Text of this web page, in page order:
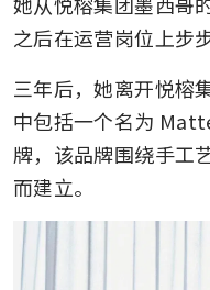
之后在运营岗位上步
三年后，她离开悦榕
中包括一个名为
牌，该品牌围绕手工
而建立。